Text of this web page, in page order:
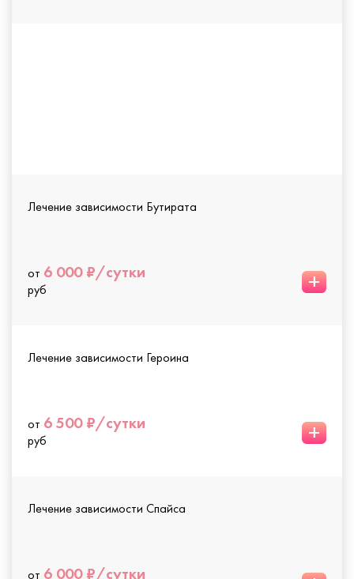
Лечение зависимости Бутирата
от 6 000 ₽/сутки
руб +
Лечение зависимости Героина
от 6 500 ₽/сутки
руб +
Лечение зависимости Спайса
от 6 000 ₽/сутки